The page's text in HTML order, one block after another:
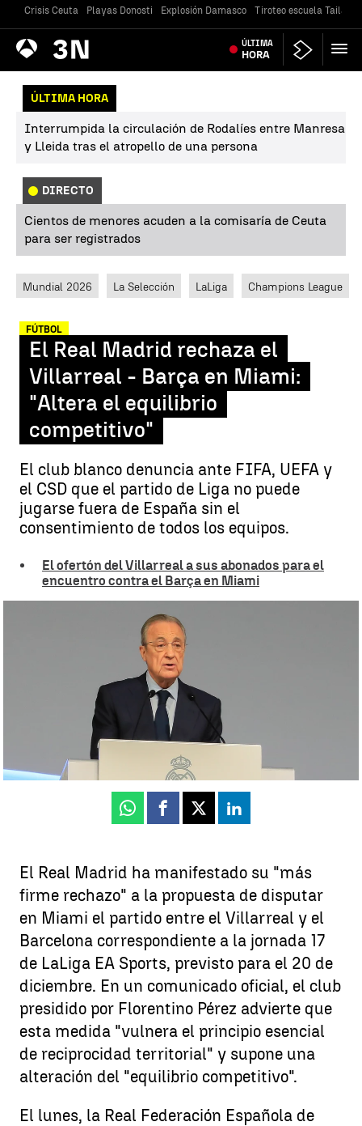
Crisis Ceuta Playas Donosti Explosión Damasco Tiroteo escuela
Antena
3 Noticias ÚLTIMA
HORA
ÚLTIMA HORA
Interrumpida la circulación de Rodalíes entre Manresa
y Lleida tras el atropello de una persona
DIRECTO
Cientos de menores acuden a la comisaría de Ceuta
para ser registrados
Mundial 2026 La Selección LaLiga Champions League
FÚTBOL
El Real Madrid rechaza el
Villarreal - Barça en Miami:
"Altera el equilibrio
competitivo"
El club blanco denuncia ante FIFA, UEFA y
el CSD que el partido de Liga no puede
jugarse fuera de España sin el
consentimiento de todos los equipos.
El ofertón del Villarreal a sus abonados para el
encuentro contra el Barça en Miami
El Real Madrid rechaza el Villarreal - Barça en Miami: "Altera el
Luis F. Castillo
Publicado: 12 de agosto de 2025, 17:34
Whatsapp
Facebook
X Linkedin
El Real Madrid ha manifestado su "más
firme rechazo" a la propuesta de disputar
en Miami el partido entre el Villarreal y el
Barcelona correspondiente a la jornada 17
de LaLiga EA Sports, previsto para el 20 de
diciembre. En un comunicado oficial, el club
presidido por Florentino Pérez advierte que
esta medida "vulnera el principio esencial
de reciprocidad territorial" y supone una
alteración del "equilibrio competitivo".
El lunes, la Real Federación Española de